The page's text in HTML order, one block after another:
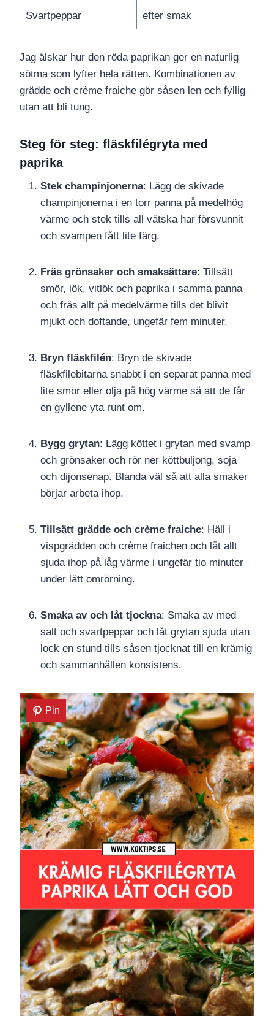
Svartpeppar efter smak
Jag älskar hur den röda paprikan ger en naturlig
sötma som lyfter hela rätten. Kombinationen av
grädde och crème fraiche gör såsen len och fyllig
utan att bli tung.
Steg för steg: fläskfilégryta med
paprika
Stek champinjonerna: Lägg de skivade
champinjonerna i en torr panna på medelhög
värme och stek tills all vätska har försvunnit
och svampen fått lite färg.
Fräs grönsaker och smaksättare: Tillsätt
smör, lök, vitlök och paprika i samma panna
och fräs allt på medelvärme tills det blivit
mjukt och doftande, ungefär fem minuter.
Bryn fläskfilén: Bryn de skivade
fläskfilebitarna snabbt i en separat panna med
lite smör eller olja på hög värme så att de får
en gyllene yta runt om.
Bygg grytan: Lägg köttet i grytan med svamp
och grönsaker och rör ner köttbuljong, soja
och dijonsenap. Blanda väl så att alla smaker
börjar arbeta ihop.
Tillsätt grädde och crème fraiche: Häll i
vispgrädden och crème fraichen och låt allt
sjuda ihop på låg värme i ungefär tio minuter
under lätt omrörning.
Smaka av och låt tjockna: Smaka av med
salt och svartpeppar och låt grytan sjuda utan
lock en stund tills såsen tjocknat till en krämig
och sammanhållen konsistens.
Pin